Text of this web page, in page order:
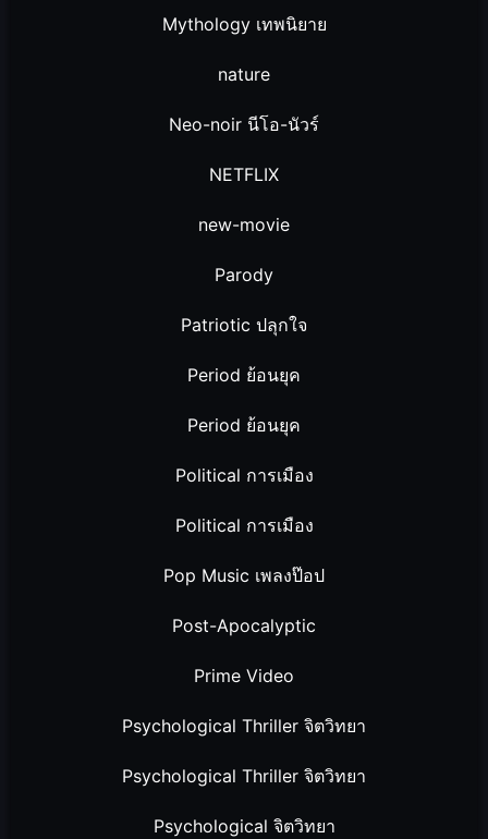
Mythology เทพนิยาย
nature
Neo-noir นีโอ-นัวร์
NETFLIX
new-movie
Parody
Patriotic ปลุกใจ
Period ย้อนยุค
Period ย้อนยุค
Political การเมือง
Political การเมือง
Pop Music เพลงป๊อป
Post-Apocalyptic
Prime Video
Psychological Thriller จิตวิทยา
Psychological Thriller จิตวิทยา
Psychological จิตวิทยา